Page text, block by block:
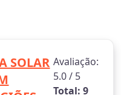
SOLAR Avaliação:
5.0 / 5
Total: 9